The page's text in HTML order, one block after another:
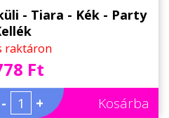
- Tiara - Kék - Party
raktáron
Ft
- + Kosárba